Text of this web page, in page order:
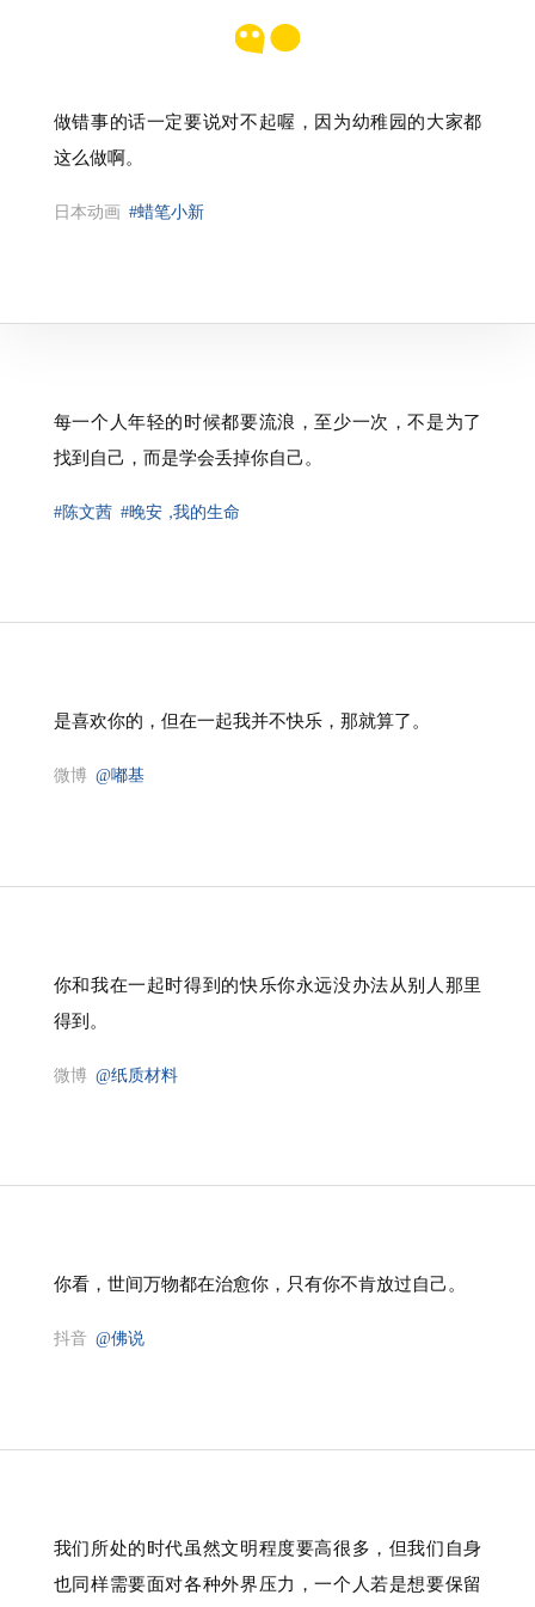
做错事的话一定要说对不起喔，因为幼稚园的大家都
这么做啊。
日本动画 #蜡笔小新
每一个人年轻的时候都要流浪，至少一次，不是为了
找到自己，而是学会丢掉你自己。
#陈文茜 #晚安 ，我的生命
是喜欢你的，但在一起我并不快乐，那就算了。
微博 @嘟基
你和我在一起时得到的快乐你永远没办法从别人那里
得到。
微博 @纸质材料
你看，世间万物都在治愈你，只有你不肯放过自己。
抖音 @佛说
我们所处的时代虽然文明程度要高很多，但我们自身
也同样需要面对各种外界压力，一个人若是想要保留